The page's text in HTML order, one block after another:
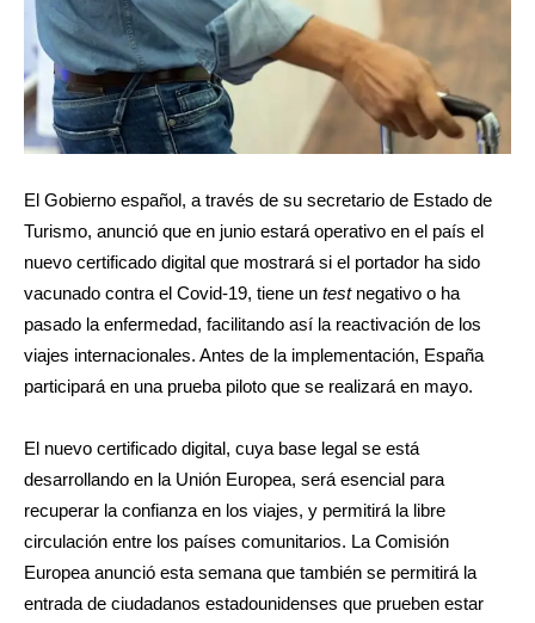
El Gobierno español, a través de su secretario de Estado de
Turismo, anunció que en junio estará operativo en el país el
nuevo certificado digital que mostrará si el portador ha sido
vacunado contra el Covid-19, tiene un testnegativo o ha
pasado la enfermedad, facilitando así la reactivación de los
viajes internacionales. Antes de la implementación, España
participará en una prueba piloto que se realizará en mayo.
El nuevo certificado digital, cuya base legal se está
desarrollando en la Unión Europea, será esencial para
recuperar la confianza en los viajes, y permitirá la libre
circulación entre los países comunitarios. La Comisión
Europea anunció esta semana que también se permitirá la
entrada de ciudadanos estadounidenses que prueben estar